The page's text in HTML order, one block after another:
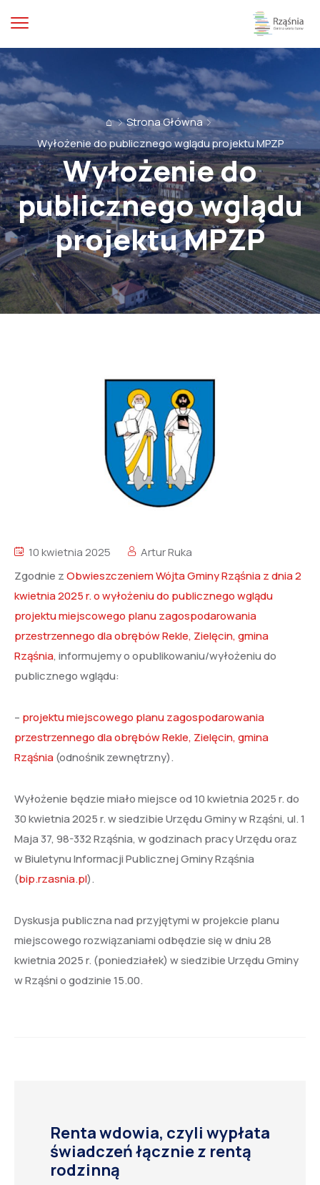
⌂
Strona Główna
Wyłożenie do publicznego wglądu projektu MPZP
Wyłożenie do
publicznego wglądu
projektu MPZP
10 kwietnia 2025
Artur Ruka
Zgodnie zObwieszczeniem Wójta Gminy Rząśnia z dnia 2
kwietnia 2025 r. o wyłożeniu do publicznego wglądu
projektu miejscowego planu zagospodarowania
przestrzennego dla obrębów Rekle, Zielęcin, gmina
Rząśnia, informujemy o opublikowaniu/wyłożeniu do
publicznego wglądu:
– projektu miejscowego planu zagospodarowania
przestrzennego dla obrębów Rekle, Zielęcin, gmina
Rząśnia(odnośnik zewnętrzny).
Wyłożenie będzie miało miejsce od 10 kwietnia 2025 r. do
30 kwietnia 2025 r. w siedzibie Urzędu Gminy w Rząśni, ul. 1
Maja 37, 98-332 Rząśnia, w godzinach pracy Urzędu oraz
w Biuletynu Informacji Publicznej Gminy Rząśnia
(bip.rzasnia.pl).
Dyskusja publiczna nad przyjętymi w projekcie planu
miejscowego rozwiązaniami odbędzie się w dniu 28
kwietnia 2025 r. (poniedziałek) w siedzibie Urzędu Gminy
w Rząśni o godzinie 15.00.
Renta wdowia, czyli wypłata
świadczeń łącznie z rentą
rodzinną